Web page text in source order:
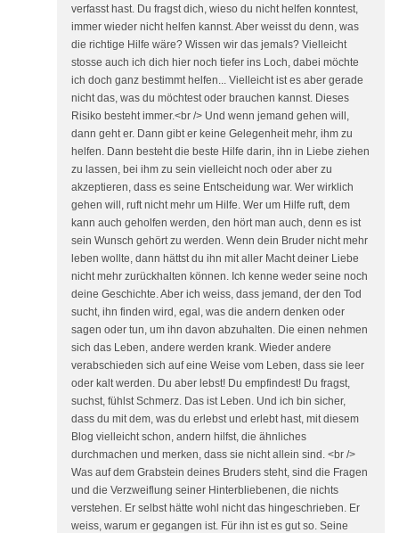
verfasst hast. Du fragst dich, wieso du nicht helfen konntest,
immer wieder nicht helfen kannst. Aber weisst du denn, was
die richtige Hilfe wäre? Wissen wir das jemals? Vielleicht
stosse auch ich dich hier noch tiefer ins Loch, dabei möchte
ich doch ganz bestimmt helfen... Vielleicht ist es aber gerade
nicht das, was du möchtest oder brauchen kannst. Dieses
Risiko besteht immer.<br /> Und wenn jemand gehen will,
dann geht er. Dann gibt er keine Gelegenheit mehr, ihm zu
helfen. Dann besteht die beste Hilfe darin, ihn in Liebe ziehen
zu lassen, bei ihm zu sein vielleicht noch oder aber zu
akzeptieren, dass es seine Entscheidung war. Wer wirklich
gehen will, ruft nicht mehr um Hilfe. Wer um Hilfe ruft, dem
kann auch geholfen werden, den hört man auch, denn es ist
sein Wunsch gehört zu werden. Wenn dein Bruder nicht mehr
leben wollte, dann hättst du ihn mit aller Macht deiner Liebe
nicht mehr zurückhalten können. Ich kenne weder seine noch
deine Geschichte. Aber ich weiss, dass jemand, der den Tod
sucht, ihn finden wird, egal, was die andern denken oder
sagen oder tun, um ihn davon abzuhalten. Die einen nehmen
sich das Leben, andere werden krank. Wieder andere
verabschieden sich auf eine Weise vom Leben, dass sie leer
oder kalt werden. Du aber lebst! Du empfindest! Du fragst,
suchst, fühlst Schmerz. Das ist Leben. Und ich bin sicher,
dass du mit dem, was du erlebst und erlebt hast, mit diesem
Blog vielleicht schon, andern hilfst, die ähnliches
durchmachen und merken, dass sie nicht allein sind. <br />
Was auf dem Grabstein deines Bruders steht, sind die Fragen
und die Verzweiflung seiner Hinterbliebenen, die nichts
verstehen. Er selbst hätte wohl nicht das hingeschrieben. Er
weiss, warum er gegangen ist. Für ihn ist es gut so. Seine